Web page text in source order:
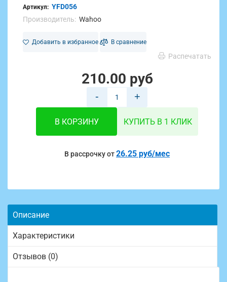
Артикул: YFD056
Производитель: Wahoo
Добавить в избранное В сравнение
Распечатать
210.00 руб
- +
В КОРЗИНУ КУПИТЬ В 1 КЛИК
В рассрочку от26.25 руб/мес
Описание
Характеристики
Отзывов (0)